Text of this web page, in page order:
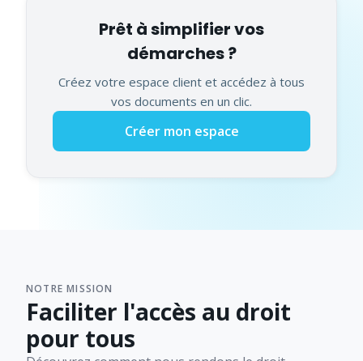
Prêt à simplifier vos
démarches ?
Créez votre espace client et accédez à tous
vos documents en un clic.
Créer mon espace
NOTRE MISSION
Faciliter l'accès au droit
pour tous